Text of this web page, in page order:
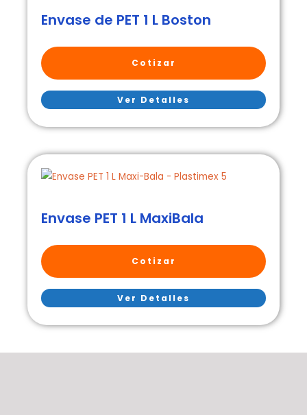
Envase de PET 1 L Boston
Cotizar
Ver Detalles
Envase PET 1 L MaxiBala
Cotizar
Ver Detalles